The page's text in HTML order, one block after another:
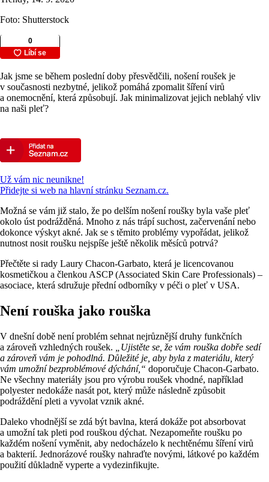
Foto: Shutterstock
Jak jsme se během poslední doby přesvědčili, nošení roušek je
v současnosti nezbytné, jelikož pomáhá zpomalit šíření virů
a onemocnění, která způsobují. Jak minimalizovat jejich neblahý vliv
na naši pleť?
Už vám nic neunikne!
Přidejte si web na hlavní stránku Seznam.cz.
Možná se vám již stalo, že po delším nošení roušky byla vaše pleť
okolo úst podrážděná. Mnoho z nás trápí suchost, začervenání nebo
dokonce výskyt akné. Jak se s těmito problémy vypořádat, jelikož
nutnost nosit roušku nejspíše ještě několik měsíců potrvá?
Přečtěte si rady Laury Chacon-Garbato, která je licencovanou
kosmetičkou a členkou ASCP (Associated Skin Care Professionals) –
asociace, která sdružuje přední odborníky v péči o pleť v USA.
Není rouška jako rouška
V dnešní době není problém sehnat nejrůznější druhy funkčních
a zároveň vzhledných roušek.
„Ujistěte se, že vám rouška dobře sedí
a zároveň vám je pohodlná. Důležité je, aby byla z materiálu, který
vám umožní bezproblémové dýchání,“ doporučuje Chacon-Garbato.
Ne všechny materiály jsou pro výrobu roušek vhodné, například
polyester nedokáže nasát pot, který může následně způsobit
podráždění pleti a vyvolat vznik akné.
Daleko vhodnější se zdá být bavlna, která dokáže pot absorbovat
a umožní tak pleti pod rouškou dýchat. Nezapomeňte roušku po
každém nošení vyměnit, aby nedocházelo k nechtěnému šíření virů
a bakterií. Jednorázové roušky nahraďte novými, látkové po každém
použití důkladně vyperte a vydezinfikujte.